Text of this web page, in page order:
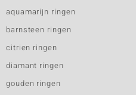
aquamarijn ringen
barnsteen ringen
citrien ringen
diamant ringen
gouden ringen